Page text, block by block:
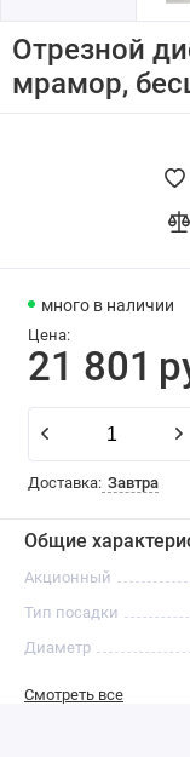
Отрезной
мрамор,
много в наличии
Цена:
21 801
Доставка: Завтра
Общие
Акционный
Тип посадки
Диаметр
Смотреть все